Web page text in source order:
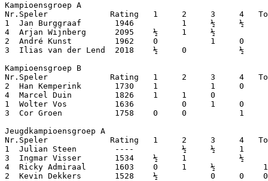
Kampioensgroep A
Nr.Speler             Rating   1     2     3     4
1  Jan Burggraaf       1946          1     ½     ½
4  Arjan Wijnberg      2095    ½     1     ½
2  André Kunst         1962    0           1     0
3  Ilias van der Lend  2018    ½     0           ½
Kampioensgroep B
Nr.Speler             Rating   1     2     3     4
2  Han Kemperink       1730    1           1     0
4  Marcel Duin         1826    1     1     0
1  Wolter Vos          1636          0     1     0
3  Cor Groen           1758    0     0           1
Jeugdkampioensgroep A
Nr.Speler             Rating   1     2     3     4
1  Julian Steen        ----          ½     ½     1
3  Ingmar Visser       1534    ½     1           ½
4  Ricky Admiraal      1603    0     1     ½
2  Kevin Dekkers       1528    ½           0     0